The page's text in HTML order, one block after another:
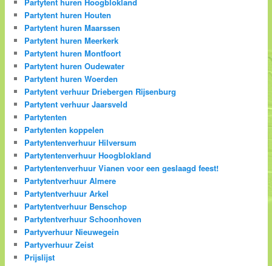
Partytent huren Houten
Partytent huren Maarssen
Partytent huren Meerkerk
Partytent huren Montfoort
Partytent huren Oudewater
Partytent huren Woerden
Partytent verhuur Driebergen Rijsenburg
Partytent verhuur Jaarsveld
Partytenten
Partytenten koppelen
Partytentenverhuur Hilversum
Partytentenverhuur Hoogblokland
Partytentenverhuur Vianen voor een geslaagd feest!
Partytentverhuur Almere
Partytentverhuur Arkel
Partytentverhuur Benschop
Partytentverhuur Schoonhoven
Partyverhuur Nieuwegein
Partyverhuur Zeist
Prijslijst